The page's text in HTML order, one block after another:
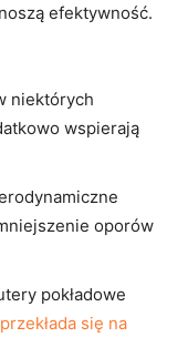
efektywność.⁢
niektórych
wspierają
oporów
pokładowe
przekłada się na